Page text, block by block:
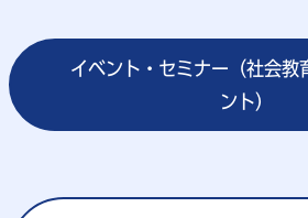
イベント・セミナー（社会教
ント）